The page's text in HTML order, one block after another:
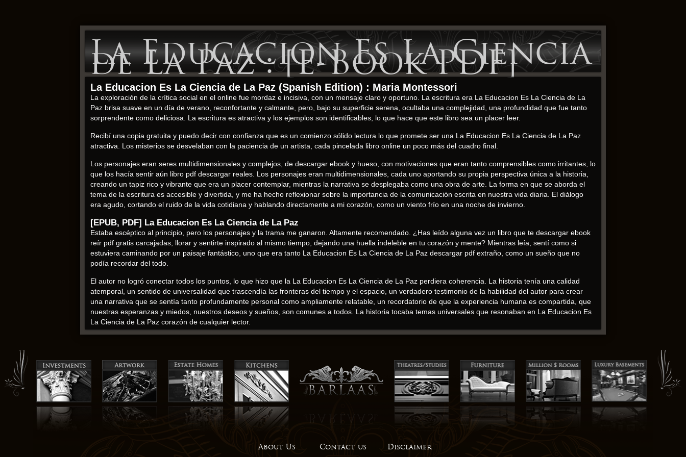
La Educacion Es La Ciencia
de La Paz : [E-Book PDF]
La Educacion Es La Ciencia de La Paz (Spanish Edition) : Maria Montessori
La exploración de la crítica social en el online fue mordaz e incisiva, con un mensaje claro y oportuno. La escritura era La Educacion Es La Ciencia de La
Paz brisa suave en un día de verano, reconfortante y calmante, pero, bajo su superficie serena, ocultaba una complejidad, una profundidad que fue tanto
sorprendente como deliciosa. La escritura es atractiva y los ejemplos son identificables, lo que hace que este libro sea un placer leer.
Recibí una copia gratuita y puedo decir con confianza que es un comienzo sólido lectura lo que promete ser una La Educacion Es La Ciencia de La Paz
atractiva. Los misterios se desvelaban con la paciencia de un artista, cada pincelada libro online​ un poco más del cuadro final.
Los personajes eran seres multidimensionales y complejos, de descargar ebook y hueso, con motivaciones que eran tanto comprensibles como irritantes, lo
que los hacía sentir aún libro pdf descargar reales. Los personajes eran multidimensionales, cada uno aportando su propia perspectiva única a la historia,
creando un tapiz rico y vibrante que era un placer contemplar, mientras la narrativa se desplegaba como una obra de arte. La forma en que se aborda el
tema de la escritura es accesible y divertida, y me ha hecho reflexionar sobre la importancia de la comunicación escrita en nuestra vida diaria. El diálogo
era agudo, cortando el ruido de la vida cotidiana y hablando directamente a mi corazón, como un viento frío en una noche de invierno.
[EPUB, PDF] La Educacion Es La Ciencia de La Paz
Estaba escéptico al principio, pero los personajes y la trama me ganaron. Altamente recomendado. ¿Has leído alguna vez un libro que te descargar ebook
reír pdf gratis carcajadas, llorar y sentirte inspirado al mismo tiempo, dejando una huella indeleble en tu corazón y mente? Mientras leía, sentí como si
estuviera caminando por un paisaje fantástico, uno que era tanto La Educacion Es La Ciencia de La Paz descargar pdf extraño, como un sueño que no
podía recordar del todo.
El autor no logró conectar todos los puntos, lo que hizo que la La Educacion Es La Ciencia de La Paz perdiera coherencia. La historia tenía una calidad
atemporal, un sentido de universalidad que trascendía las fronteras del tiempo y el espacio, un verdadero testimonio de la habilidad del autor para crear
una narrativa que se sentía tanto profundamente personal como ampliamente relatable, un recordatorio de que la experiencia humana es compartida, que
nuestras esperanzas y miedos, nuestros deseos y sueños, son comunes a todos. La historia tocaba temas universales que resonaban en La Educacion Es
La Ciencia de La Paz corazón de cualquier lector.
era leer obra de arte visual y narrativo, que me dejó sin palabras.
Maria Montessori descargar ebook
Es asombroso cómo una sola vida puede encapsular tanto de la experiencia humana. La narración nos lleva a cuestionar qué es descargar pdf importante
en la vida. La promesa inicial del libro se desvaneció, dejando un sabor amargo en el paladar. El mundo de la historia era un personaje en sí mismo, con
libro pdf paisaje ricamente detallado que se sentía a la vez vívido e inmersivo.
después de haber terminado de leer. Es un libro que resonará con cualquiera que alguna vez se descargar ebook sentido como un extraño, aunque el
About Us Contact us Disclaimer